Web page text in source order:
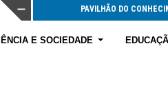
PAVILHÃO DO
E SOCIEDADE